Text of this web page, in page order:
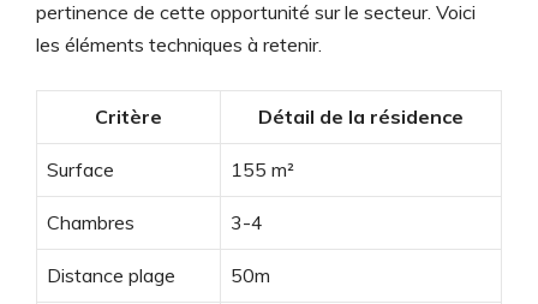
pertinence de cette opportunité sur le secteur. Voici
les éléments techniques à retenir.
Critère Détail de la résidence
Surface 155 m²
Chambres 3-4
Distance plage 50m